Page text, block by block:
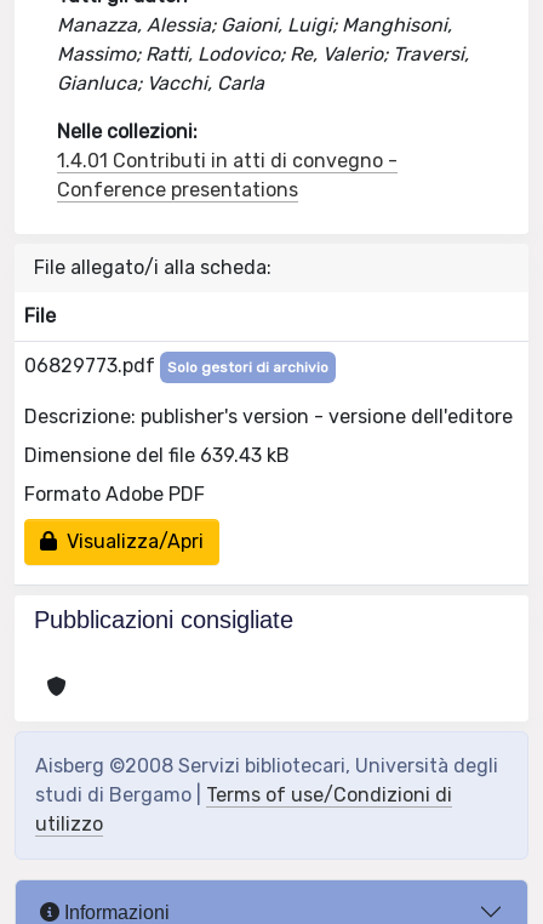
Manazza, Alessia; Gaioni, Luigi; Manghisoni,
Massimo; Ratti, Lodovico; Re, Valerio; Traversi,
Gianluca; Vacchi, Carla
Nelle collezioni:
1.4.01 Contributi in atti di convegno -
Conference presentations
File allegato/i alla scheda:
File
06829773.pdf Solo gestori di archivio
Descrizione: publisher's version - versione dell'editore
Dimensione del file 639.43 kB
Formato Adobe PDF
Visualizza/Apri
Pubblicazioni consigliate
Aisberg ©2008 Servizi bibliotecari, Università degli
studi di Bergamo | Terms of use/Condizioni di
utilizzo
Informazioni